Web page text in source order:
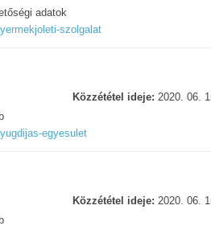
adatok
szolgalat
Közzététel ideje: 2020. 06.
egyesulet
Közzététel ideje: 2020. 06.